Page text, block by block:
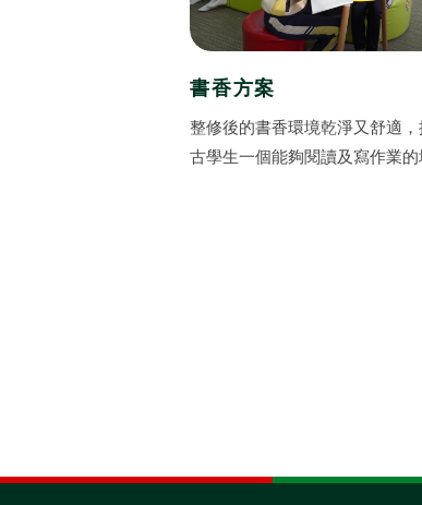
書香方案
整修後的書香環境乾淨又舒適
古學生一個能夠閱讀及寫作業的